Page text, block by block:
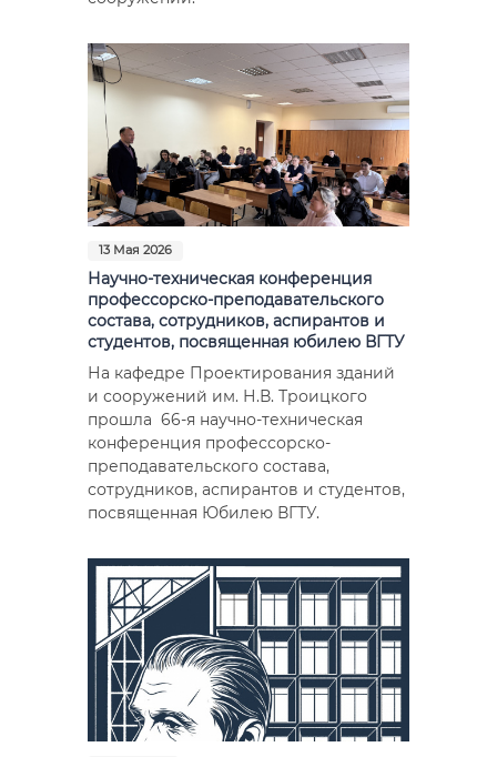
13 Мая 2026
Научно-техническая конференция
профессорско-преподавательского
состава, сотрудников, аспирантов и
студентов, посвященная юбилею ВГТУ
На кафедре Проектирования зданий
и сооружений им. Н.В. Троицкого
прошла 66-я научно-техническая
конференция профессорско-
преподавательского состава,
сотрудников, аспирантов и студентов,
посвященная Юбилею ВГТУ.